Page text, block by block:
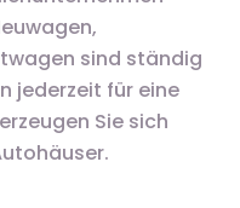
sind ständig
jederzeit für eine
Sie sich